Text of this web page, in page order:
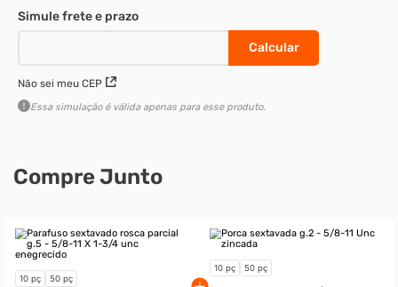
Não sei meu CEP
Essa simulação é válida apenas para esse produto.
Compre Junto